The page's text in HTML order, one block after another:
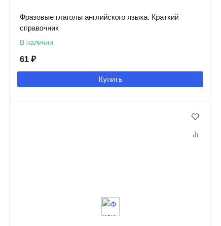
Фразовые глаголы английского языка. Краткий
справочник
В наличии
61 ₽
Купить